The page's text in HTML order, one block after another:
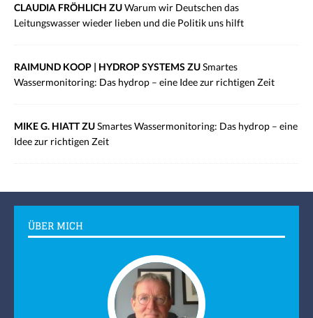
CLAUDIA FRÖHLICH ZUWarum wir Deutschen das
Leitungswasser wieder lieben und die Politik uns hilft
RAIMUND KOOP | HYDROP SYSTEMS ZUSmartes
Wassermonitoring: Das hydrop – eine Idee zur richtigen Zeit
MIKE G. HIATT ZUSmartes Wassermonitoring: Das hydrop – eine
Idee zur richtigen Zeit
ÜBER MICH